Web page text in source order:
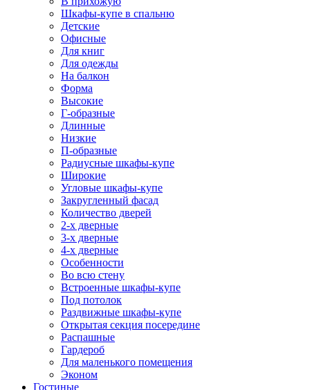
Шкафы-купе в спальню
Детские
Офисные
Для книг
Для одежды
На балкон
Форма
Высокие
Г-образные
Длинные
Низкие
П-образные
Радиусные шкафы-купе
Широкие
Угловые шкафы-купе
Закругленный фасад
Количество дверей
2-х дверные
3-х дверные
4-х дверные
Особенности
Во всю стену
Встроенные шкафы-купе
Под потолок
Раздвижные шкафы-купе
Открытая секция посередине
Распашные
Гардероб
Для маленького помещения
Эконом
Гостиные